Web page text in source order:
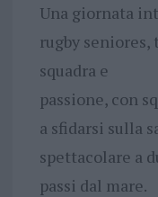
Una giornata
rugby
squadra e
passione, con
a sfidarsi sulla
spettacolare a
passi dal mare.